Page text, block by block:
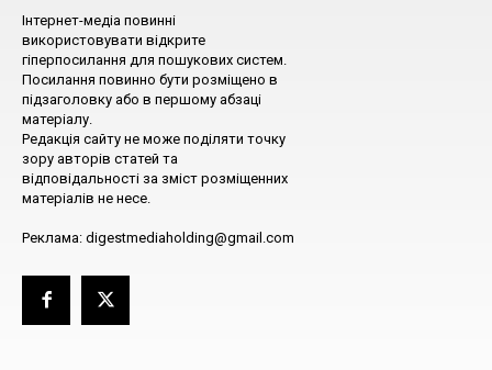
Інтернет-медіа повинні
використовувати відкрите
гіперпосилання для пошукових систем.
Посилання повинно бути розміщено в
підзаголовку або в першому абзаці
матеріалу.
Редакція сайту не може поділяти точку
зору авторів статей та
відповідальності за зміст розміщенних
матеріалів не несе.
Реклама: digestmediaholding@gmail.com